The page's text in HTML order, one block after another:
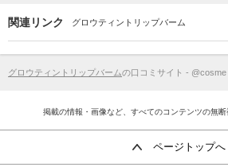
関連リンク グロウティントリップバーム
グロウティントリップバームの口コミサイト - @cosme
掲載の情報・画像など、すべてのコンテンツの無断
ページトップへ